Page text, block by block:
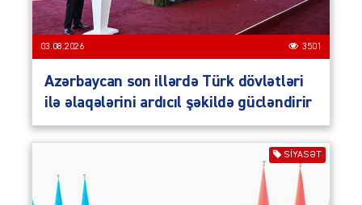
03.08.2026 3501
Azərbaycan son illərdə Türk dövlətləri
ilə əlaqələrini ardıcıl şəkildə gücləndirir
SIYASƏT